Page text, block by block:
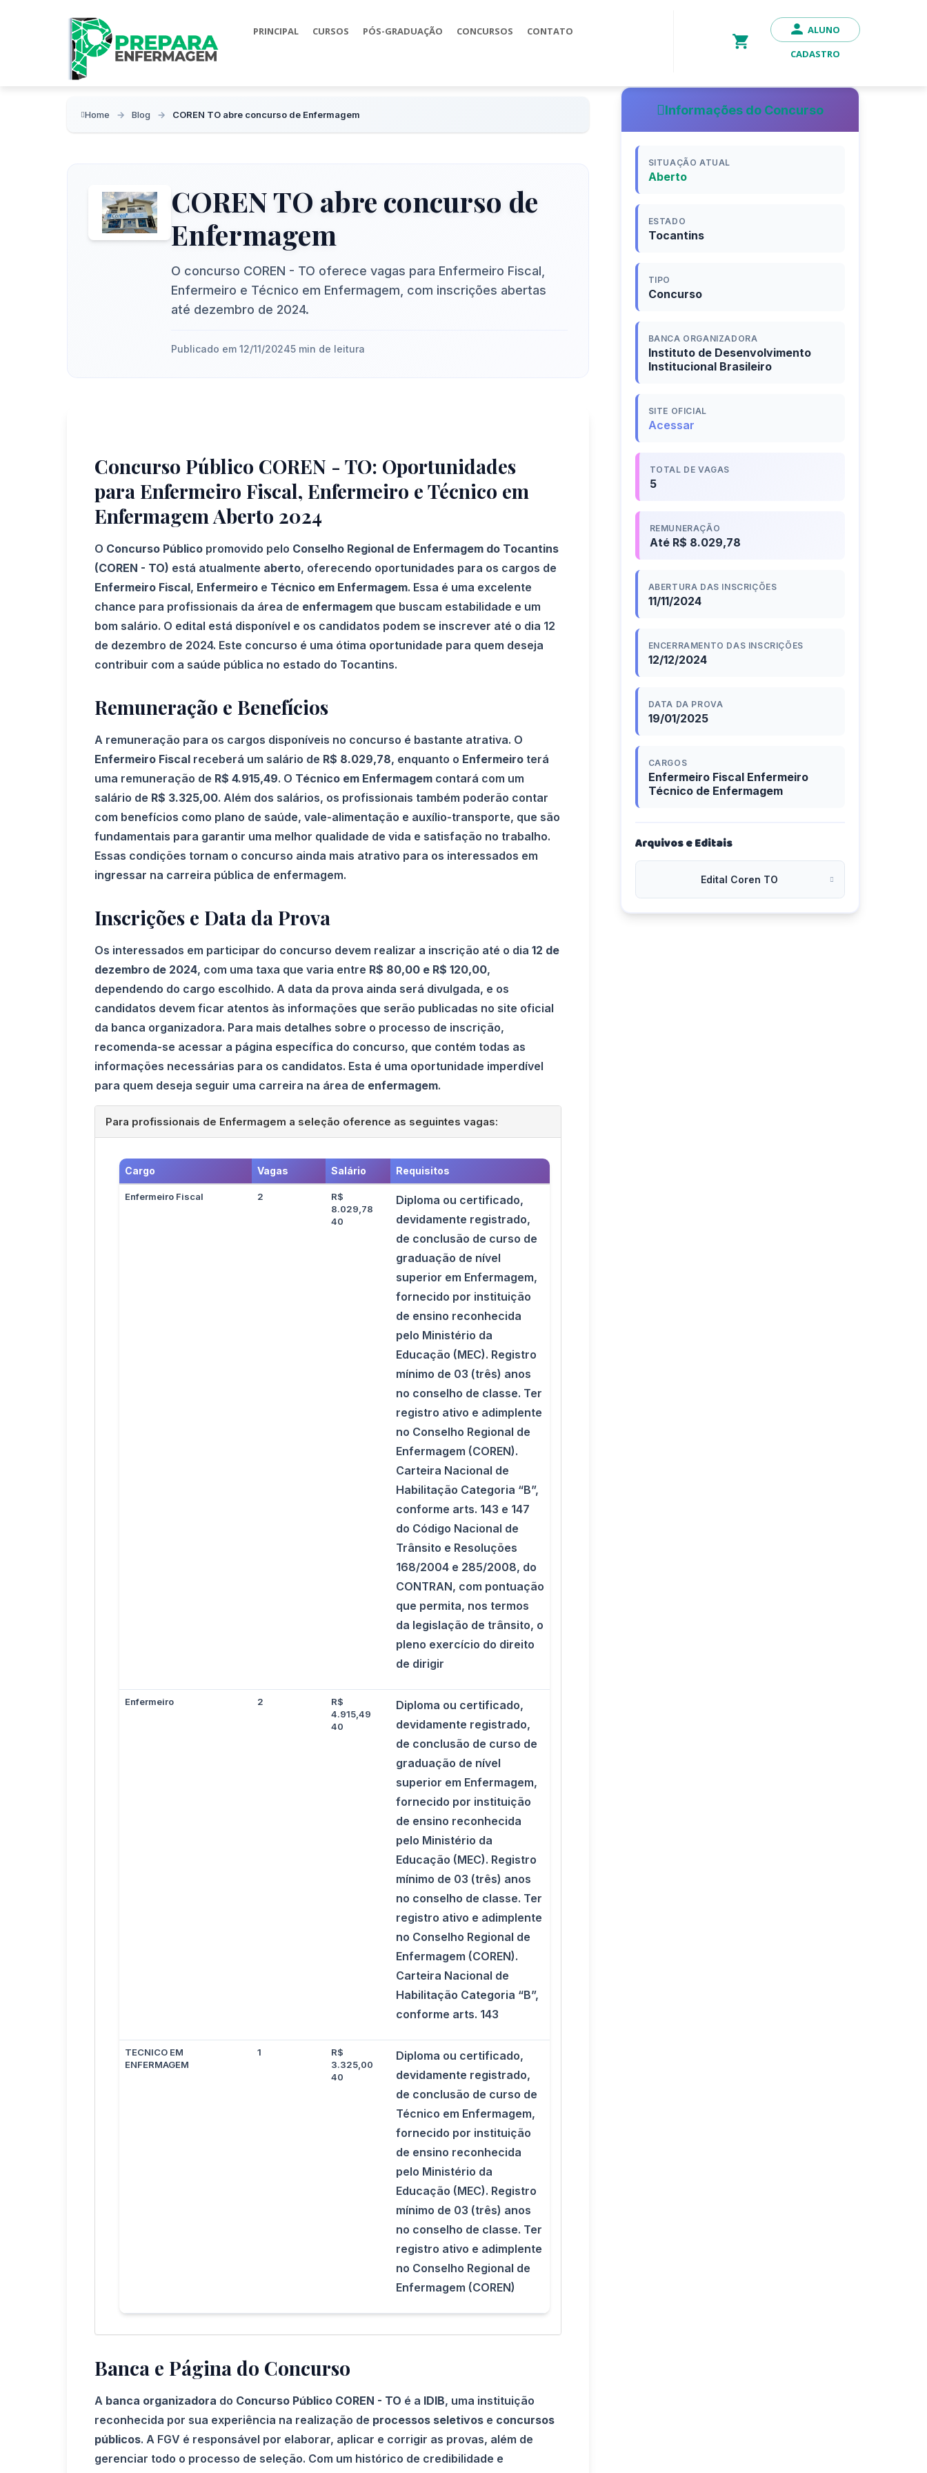
PRINCIPAL CURSOS PÓS-GRADUAÇÃO CONCURSOS CONTATO
ALUNO
CADASTRO
Home Blog COREN TO abre concurso de Enfermagem
COREN TO abre concurso de
Enfermagem
O concurso COREN - TO oferece vagas para Enfermeiro Fiscal,
Enfermeiro e Técnico em Enfermagem, com inscrições abertas
até dezembro de 2024.
Publicado em 12/11/20245 min de leitura
Concurso Público COREN - TO: Oportunidades
para Enfermeiro Fiscal, Enfermeiro e Técnico em
Enfermagem Aberto 2024
O Concurso Público promovido pelo Conselho Regional de Enfermagem do Tocantins
(COREN - TO) está atualmente aberto, oferecendo oportunidades para os cargos de
Enfermeiro Fiscal, Enfermeiro e Técnico em Enfermagem. Essa é uma excelente
chance para profissionais da área de enfermagem que buscam estabilidade e um
bom salário. O edital está disponível e os candidatos podem se inscrever até o dia 12
de dezembro de 2024. Este concurso é uma ótima oportunidade para quem deseja
contribuir com a saúde pública no estado do Tocantins.
Remuneração e Benefícios
A remuneração para os cargos disponíveis no concurso é bastante atrativa. O
Enfermeiro Fiscal receberá um salário de R$ 8.029,78, enquanto o Enfermeiro terá
uma remuneração de R$ 4.915,49. O Técnico em Enfermagem contará com um
salário de R$ 3.325,00. Além dos salários, os profissionais também poderão contar
com benefícios como plano de saúde, vale-alimentação e auxílio-transporte, que são
fundamentais para garantir uma melhor qualidade de vida e satisfação no trabalho.
Essas condições tornam o concurso ainda mais atrativo para os interessados em
ingressar na carreira pública de enfermagem.
Inscrições e Data da Prova
Os interessados em participar do concurso devem realizar a inscrição até o dia 12 de
dezembro de 2024, com uma taxa que varia entre R$ 80,00 e R$ 120,00,
dependendo do cargo escolhido. A data da prova ainda será divulgada, e os
candidatos devem ficar atentos às informações que serão publicadas no site oficial
da banca organizadora. Para mais detalhes sobre o processo de inscrição,
recomenda-se acessar a página específica do concurso, que contém todas as
informações necessárias para os candidatos. Esta é uma oportunidade imperdível
para quem deseja seguir uma carreira na área de enfermagem.
Para profissionais de Enfermagem a seleção oference as seguintes vagas:
Cargo Vagas Salário Requisitos
Enfermeiro Fiscal 2
R$
8.029,78
40
Diploma ou certificado,
devidamente registrado,
de conclusão de curso de
graduação de nível
superior em Enfermagem,
fornecido por instituição
de ensino reconhecida
pelo Ministério da
Educação (MEC). Registro
mínimo de 03 (três) anos
no conselho de classe. Ter
registro ativo e adimplente
no Conselho Regional de
Enfermagem (COREN).
Carteira Nacional de
Habilitação Categoria “B”,
conforme arts. 143 e 147
do Código Nacional de
Trânsito e Resoluções
168/2004 e 285/2008, do
CONTRAN, com pontuação
que permita, nos termos
da legislação de trânsito, o
pleno exercício do direito
de dirigir
Enfermeiro 2
R$
4.915,49
40
Diploma ou certificado,
devidamente registrado,
de conclusão de curso de
graduação de nível
superior em Enfermagem,
fornecido por instituição
de ensino reconhecida
pelo Ministério da
Educação (MEC). Registro
mínimo de 03 (três) anos
no conselho de classe. Ter
registro ativo e adimplente
no Conselho Regional de
Enfermagem (COREN).
Carteira Nacional de
Habilitação Categoria “B”,
conforme arts. 143
TECNICO EM
ENFERMAGEM
1
R$
3.325,00
40
Diploma ou certificado,
devidamente registrado,
de conclusão de curso de
Técnico em Enfermagem,
fornecido por instituição
de ensino reconhecida
pelo Ministério da
Educação (MEC). Registro
mínimo de 03 (três) anos
no conselho de classe. Ter
registro ativo e adimplente
no Conselho Regional de
Enfermagem (COREN)
Banca e Página do Concurso
A banca organizadora do Concurso Público COREN - TO é a IDIB, uma instituição
reconhecida por sua experiência na realização de processos seletivos e concursos
públicos. A FGV é responsável por elaborar, aplicar e corrigir as provas, além de
gerenciar todo o processo de seleção. Com um histórico de credibilidade e
Informações do Concurso
SITUAÇÃO ATUAL
Aberto
ESTADO
Tocantins
TIPO
Concurso
BANCA ORGANIZADORA
Instituto de Desenvolvimento
Institucional Brasileiro
SITE OFICIAL
Acessar
TOTAL DE VAGAS
5
REMUNERAÇÃO
Até R$ 8.029,78
ABERTURA DAS INSCRIÇÕES
11/11/2024
ENCERRAMENTO DAS INSCRIÇÕES
12/12/2024
DATA DA PROVA
19/01/2025
CARGOS
Enfermeiro Fiscal Enfermeiro
Técnico de Enfermagem
Arquivos e Editais
Edital Coren TO